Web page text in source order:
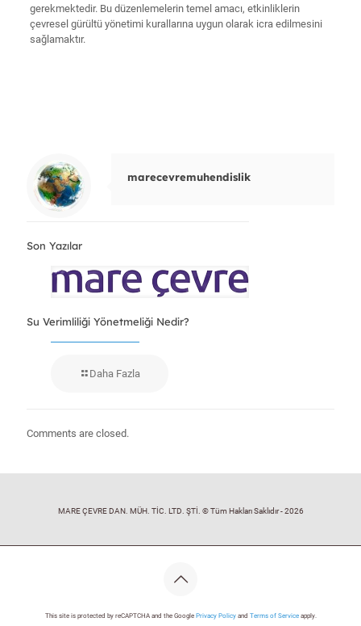
gerekmektedir. Bu düzenlemelerin temel amacı, etkinliklerin
çevresel gürültü yönetimi kurallarına uygun olarak icra edilmesini
sağlamaktır.
marecevremuhendislik
Son Yazılar
Su Verimliliği Yönetmeliği Nedir?
Daha Fazla
Comments are closed.
MARE ÇEVRE DAN. MÜH. TİC. LTD. ŞTİ. © Tüm Hakları Saklıdır - 2026
This site is protected by reCAPTCHA and the Google Privacy Policyand Terms of Serviceapply.